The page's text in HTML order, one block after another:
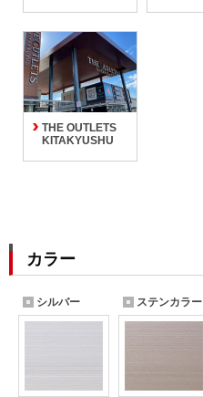
THE OUTLETS
KITAKYUSHU
カラー
シルバー ステンカラー